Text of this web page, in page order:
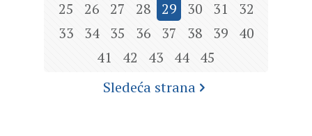
25
26 27 28 29 30 31
32
33
34 35 36 37 38 39
40
41
42 43 44 45
Sledeća strana